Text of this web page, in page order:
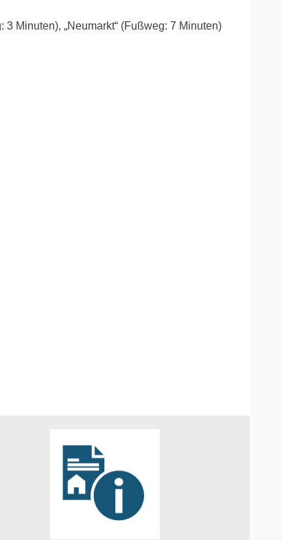
Minuten), „Neumarkt“ (Fußweg: 7 Minuten)